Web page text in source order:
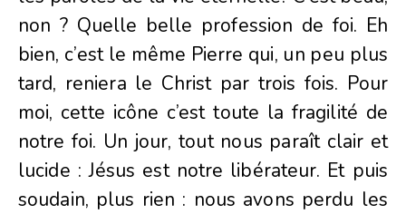
non ? Quelle belle profession de foi. Eh
bien, c’est le même Pierre qui, un peu plus
tard, reniera le Christ par trois fois. Pour
moi, cette icône c’est toute la fragilité de
notre foi. Un jour, tout nous paraît clair et
lucide : Jésus est notre libérateur. Et puis
soudain, plus rien : nous avons perdu les